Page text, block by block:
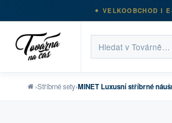
VELKOOBCHOD I
›Stříbrné sety›MINET Luxusní stříbrné